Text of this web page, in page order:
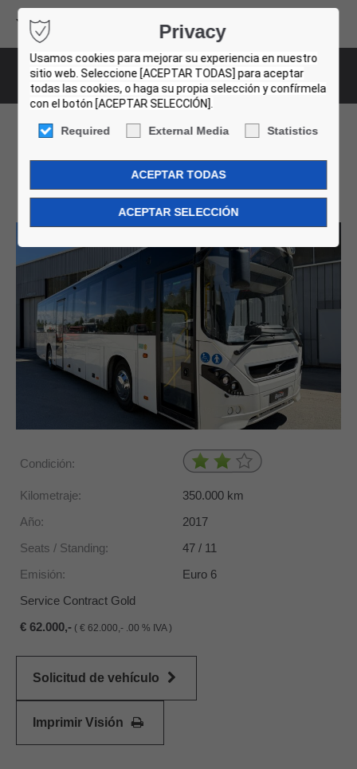
Privacy
Usamos cookies para mejorar su experiencia en nuestro
sitio web. Seleccione [ACEPTAR TODAS] para aceptar
todas las cookies, o haga su propia selección y confírmela
con el botón [ACEPTAR SELECCIÓN].
Required External Media Statistics
Bus-Details
Volvo 8900. 19 Units!
001
Condición:
Kilometraje: 350.000 km
Año:
2017
Seats / Standing:
47 / 11
Emisión:
Euro 6
Service Contract Gold
62.000,- ( 62.000,- .00 % IVA )
Solicitud de vehículo
Imprimir Visión